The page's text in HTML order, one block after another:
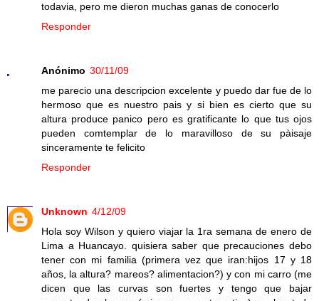
todavia, pero me dieron muchas ganas de conocerlo
Responder
Anónimo 30/11/09
me parecio una descripcion excelente y puedo dar fue de lo
hermoso que es nuestro pais y si bien es cierto que su
altura produce panico pero es gratificante lo que tus ojos
pueden comtemplar de lo maravilloso de su pàisaje
sinceramente te felicito
Responder
Unknown 4/12/09
Hola soy Wilson y quiero viajar la 1ra semana de enero de
Lima a Huancayo. quisiera saber que precauciones debo
tener con mi familia (primera vez que iran:hijos 17 y 18
años, la altura? mareos? alimentacion?) y con mi carro (me
dicen que las curvas son fuertes y tengo que bajar